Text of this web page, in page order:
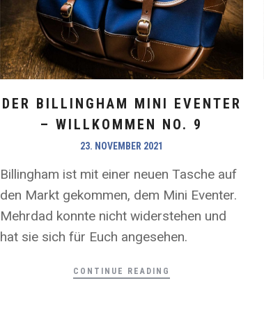
DER BILLINGHAM MINI EVENTER
– WILLKOMMEN NO. 9
23. NOVEMBER 2021
Billingham ist mit einer neuen Tasche auf
den Markt gekommen, dem Mini Eventer.
Mehrdad konnte nicht widerstehen und
hat sie sich für Euch angesehen.
CONTINUE READING